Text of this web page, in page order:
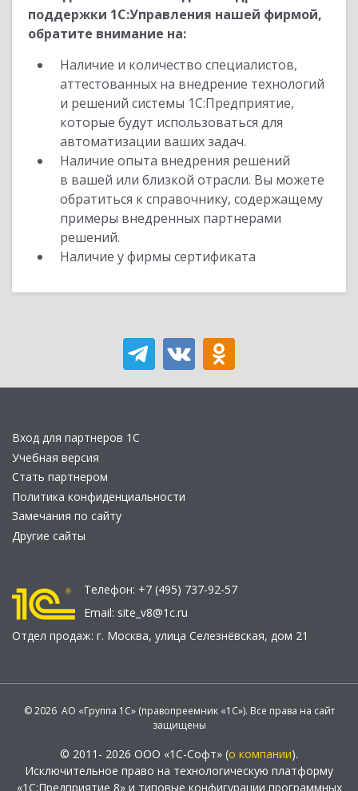
поддержки 1С:Управления нашей фирмой,
обратите внимание на:
Наличие и количество специалистов,
аттестованных на внедрение технологий
и решений системы 1С:Предприятие,
которые будут использоваться для
автоматизации ваших задач.
Наличие опыта внедрения решений
в вашей или близкой отрасли. Вы можете
обратиться к справочнику, содержащему
примеры внедренных партнерами
решений.
Наличие у фирмы сертификата
Вход для партнеров 1С
Учебная версия
Стать партнером
Политика конфиденциальности
Замечания по сайту
Другие сайты
Телефон: +7 (495) 737-92-57
Email: site_v8@1c.ru
Отдел продаж: г. Москва, улица Селезнёвская, дом 21
© 2026 АО «Группа 1С» (правопреемник «1С»). Все права на сайт
защищены
© 2011- 2026 ООО «1С-Софт» (о компании).
Исключительное право на технологическую платформу
«1С:Предприятие 8» и типовые конфигурации программных